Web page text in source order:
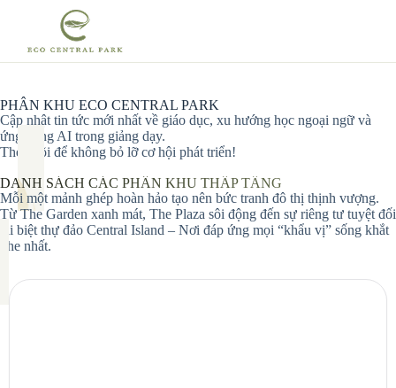
PHÂN KHU ECO CENTRAL PARK
Cập nhật tin tức mới nhất về giáo dục, xu hướng học ngoại ngữ và
ứng dụng AI trong giảng dạy.
Theo dõi để không bỏ lỡ cơ hội phát triển!
DANH SÁCH CÁC PHÂN KHU THẤP TẦNG
Mỗi một mảnh ghép hoàn hảo tạo nên bức tranh đô thị thịnh vượng.
Từ The Garden xanh mát, The Plaza sôi động đến sự riêng tư tuyệt đối
tại biệt thự đảo Central Island – Nơi đáp ứng mọi “khẩu vị” sống khắt
khe nhất.